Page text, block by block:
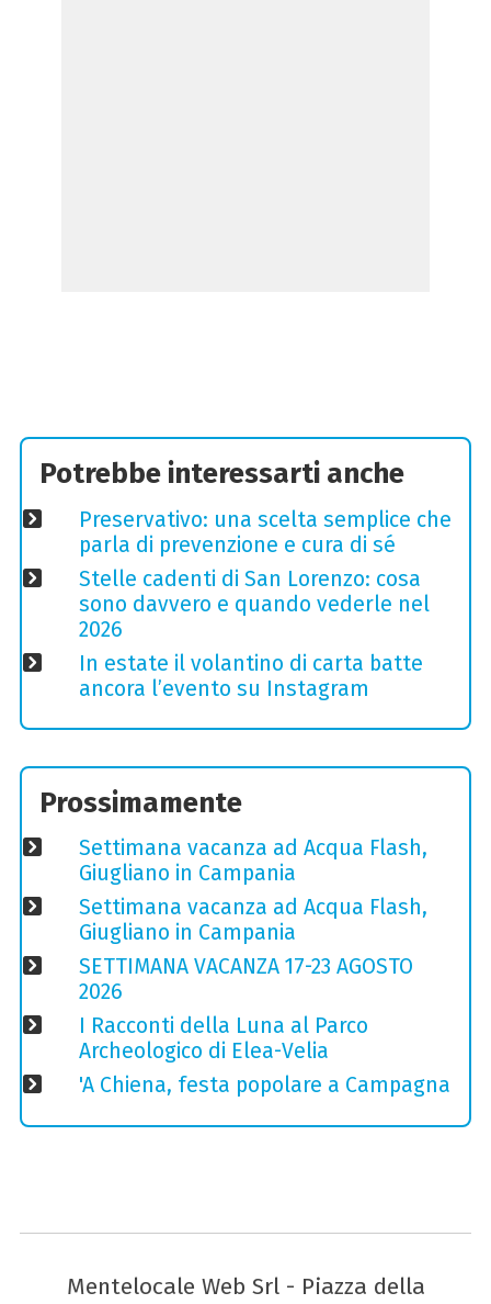
Potrebbe interessarti anche
Preservativo: una scelta semplice che
parla di prevenzione e cura di sé
Stelle cadenti di San Lorenzo: cosa
sono davvero e quando vederle nel
2026
In estate il volantino di carta batte
ancora l’evento su Instagram
Prossimamente
Settimana vacanza ad Acqua Flash,
Giugliano in Campania
Settimana vacanza ad Acqua Flash,
Giugliano in Campania
SETTIMANA VACANZA 17-23 AGOSTO
2026
I Racconti della Luna al Parco
Archeologico di Elea-Velia
'A Chiena, festa popolare a Campagna
Mentelocale Web Srl - Piazza della